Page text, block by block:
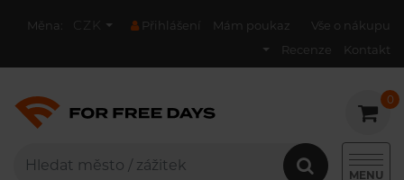
Měna: CZK Přihlášení Mám poukaz
Vše o nákupu
Recenze
Kontakt
0
0
MENU